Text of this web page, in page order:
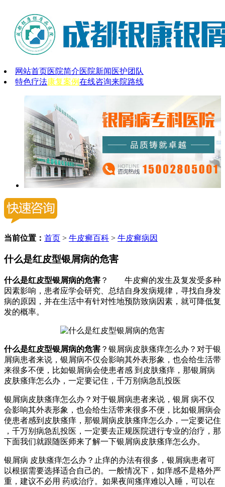
网站首页医院简介医院新闻 医护团队
特色疗法康复案例在线咨询来院路线
当前位置： 首页 > 牛皮癣百科 > 牛皮癣病因
什么是红皮型银屑病的危害
什么是红皮型银屑病的危害 ？ 牛皮癣的发生及复发受多种
因素影响，患者应学会研究、总结自身发病规律，寻找自身发
病的原因，并在生活中有针对性地预防致病因素，就可降低复
发的概率。
什么是红皮型银屑病的危害 ？银屑病皮肤瘙痒怎么办？对于银
屑病患者来说，银屑病不仅会影响其外表形象，也会给生活带
来很多不便，比如银屑病会使患者感 到皮肤瘙痒，那银屑病
皮肤瘙痒怎么办，一定要记住，千万别病急乱投医
银屑病皮肤瘙痒怎么办？对于银屑病患者来说，银屑 病不仅
会影响其外表形象，也会给生活带来很多不便，比如银屑病会
使患者感到皮肤瘙痒，那银屑病皮肤瘙痒怎么办，一定要记住
，千万别病急乱投医，一定要去正规医院进行专业的治疗，那
下面我们就跟随医师来了解一下银屑病皮肤瘙痒怎么办。
银屑病 皮肤瘙痒怎么办？止痒的办法有很多，银屑病患者可
以根据需要选择适合自己的。一般情况下，如痒感不是格外严
重，建议不必用 药或治疗。如果夜间瘙痒难以入睡，可以在